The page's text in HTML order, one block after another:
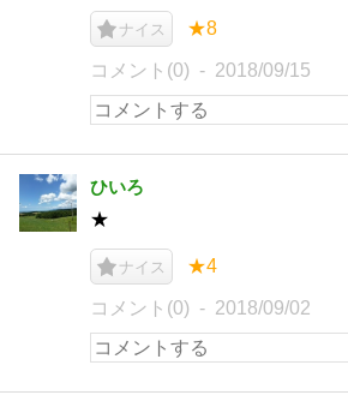
ナイス ★8
コメント(0) 2018/09/15
ひいろ
★
ナイス ★4
コメント(0) 2018/09/02